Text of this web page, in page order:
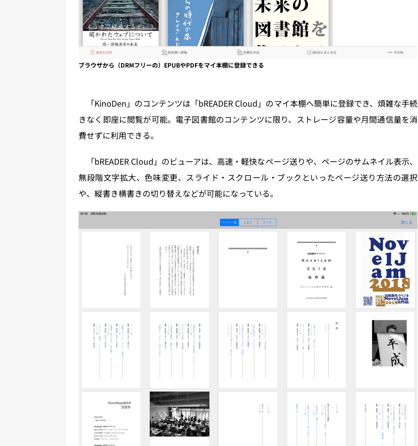
ブラウザから（DRMフリーの）EPUBやPDFをマイ本棚に登録できる
「KinoDen」のコンテンツは「bREADER Cloud」のマイ本棚へ簡単に登録でき、煩雑な手続
きなく即座に閲覧が可能。電子図書館のコンテンツに限り、ストレージ容量や月間通信量を消
費せずに利用できる。
「bREADER Cloud」のビューアは、高速・軽快なページ送りや、ページのサムネイル表示、
無段階文字拡大、色味変更、スライド・スクロール・ブックといったページ送り方法の選択
や、縦書き横書きの切り替えなどが可能になっている。